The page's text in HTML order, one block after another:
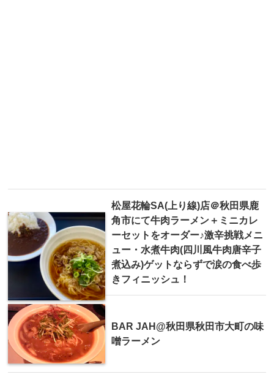
松屋花輪SA(上り線)店＠秋田県鹿
角市にて牛肉ラーメン＋ミニカレ
ーセットをオーダー♪激辛挑戦メニ
ュー・水煮牛肉(四川風牛肉唐辛子
煮込み)ゲットならずで涙の食べ歩
きフィニッシュ！
BAR JAH@秋田県秋田市大町の味
噌ラーメン